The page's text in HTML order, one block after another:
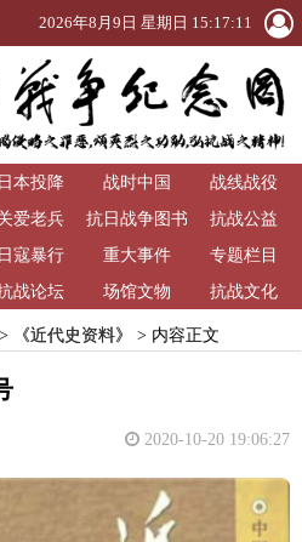
2026年8月9日 星期日 15:17:11
日本投降 战时中国
战线战役
爱老兵
抗日战争图书
馆
抗战公益
日寇暴行 重大事件
专题栏目
战论坛 场馆文物 抗战文化
> 《近代史资料》 > 内容正文
2020-10-20 19:06:27